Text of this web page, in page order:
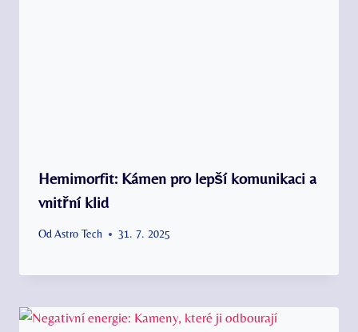
Hemimorfit: Kámen pro lepší komunikaci a
vnitřní klid
Od Astro Tech 31. 7. 2025